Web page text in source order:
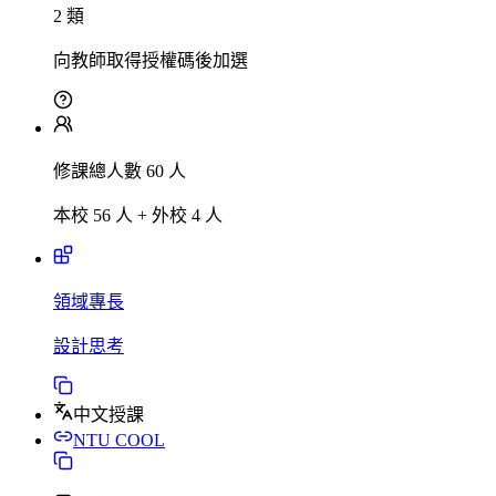
2 類
向教師取得授權碼後加選
修課總人數 60 人
本校 56 人 + 外校 4 人
領域專長
設計思考
中文授課
NTU COOL